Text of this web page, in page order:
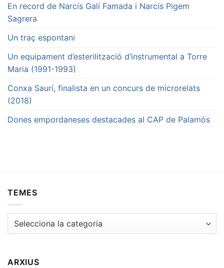
En record de Narcís Galí Famada i Narcís Pigem
Sagrera
Un traç espontani
Un equipament d’esterilització d’instrumental a Torre
Maria (1991-1993)
Conxa Saurí, finalista en un concurs de microrelats
(2018)
Dones empordaneses destacades al CAP de Palamós
TEMES
Temes
ARXIUS